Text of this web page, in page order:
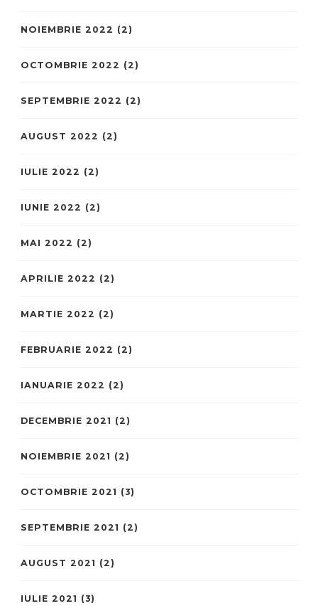
NOIEMBRIE 2022 (2)
OCTOMBRIE 2022 (2)
SEPTEMBRIE 2022 (2)
AUGUST 2022 (2)
IULIE 2022 (2)
IUNIE 2022 (2)
MAI 2022 (2)
APRILIE 2022 (2)
MARTIE 2022 (2)
FEBRUARIE 2022 (2)
IANUARIE 2022 (2)
DECEMBRIE 2021 (2)
NOIEMBRIE 2021 (2)
OCTOMBRIE 2021 (3)
SEPTEMBRIE 2021 (2)
AUGUST 2021 (2)
IULIE 2021 (3)